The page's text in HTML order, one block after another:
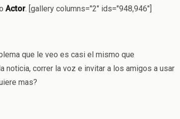
Actor. [gallery columns="2" ids="948,946"]
que le veo es casi el mismo que
noticia, correr la voz e invitar a los amigos a usar
mas?